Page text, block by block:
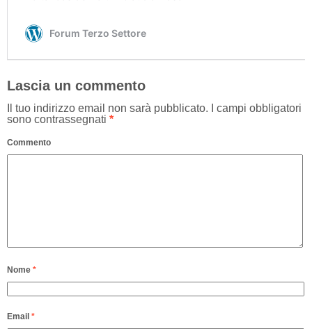
Lascia un commento
Il tuo indirizzo email non sarà pubblicato. I campi obbligatori
sono contrassegnati *
Commento
Nome *
Email *